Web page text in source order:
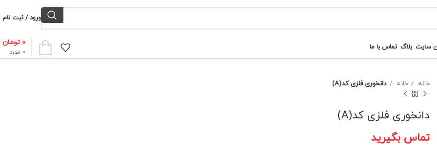
ورود / ثبت نام
سایت بلاگ تماس با ما
0 مورد
۰ تومان
خانه خانه دانخوری فلزی کد(A)
دانخوری فلزی کد(A)
تماس بگیرید